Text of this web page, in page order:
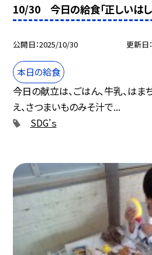
10/30 今日の給食「正しいはし
公開日 2025/10/30 更新日
本日の給食
今日の献立は、ごはん、牛乳、はま
え、さつまいものみそ汁で...
SDG’ｓ